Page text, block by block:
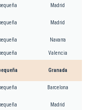
Madrid
Madrid
Navarra
Valencia
Granada
Barcelona
Madrid